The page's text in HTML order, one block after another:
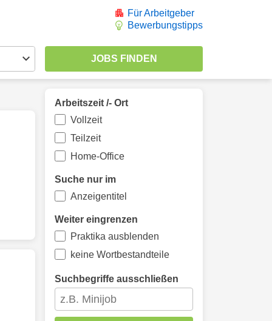
Für Arbeitgeber
Bewerbungstipps
Arbeitszeit /- Ort
Vollzeit
Teilzeit
Home-Office
Suche nur im
Anzeigentitel
Weiter eingrenzen
Praktika ausblenden
keine Wortbestandteile
Suchbegriffe ausschließen